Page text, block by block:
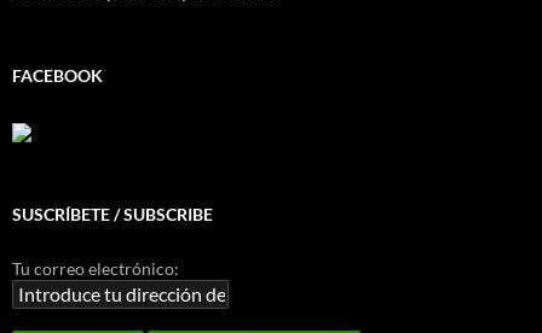
FACEBOOK
SUSCRÍBETE / SUBSCRIBE
Tu correo electrónico: